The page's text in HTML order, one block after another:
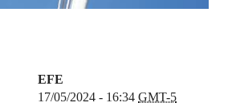
EFE
17/05/2024 - 16:34 GMT-5